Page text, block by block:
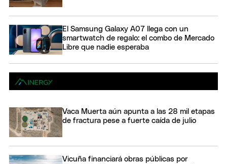
El Samsung Galaxy A07 llega con un
smartwatch de regalo: el combo de Mercado
Libre que nadie esperaba
Vaca Muerta aún apunta a las 28 mil etapas
de fractura pese a fuerte caída de julio
Vicuña financiará obras públicas por